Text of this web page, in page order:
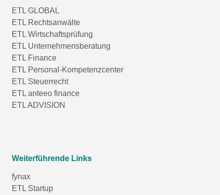
ETL GLOBAL
ETL Rechtsanwälte
ETL Wirtschaftsprüfung
ETL Unternehmensberatung
ETL Finance
ETL Personal-Kompetenzcenter
ETL Steuerrecht
ETL anteeo finance
ETL ADVISION
Weiterführende Links
fynax
ETL Startup